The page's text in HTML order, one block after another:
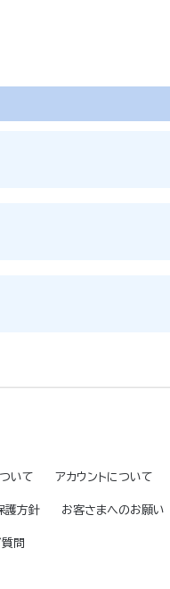
いて アカウントについて
護方針 お客さまへのお願い
問